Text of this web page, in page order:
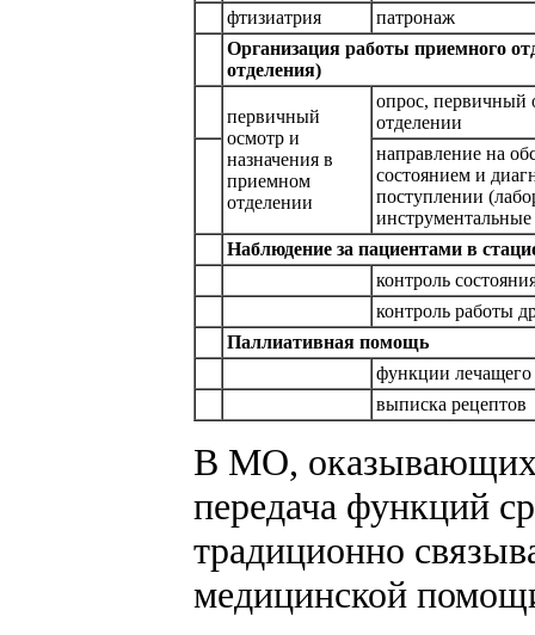
фтизиатрия
патронаж
Организация работы приемного
отделения)
первичный
осмотр и
назначения в
приемном
отделении
опрос, первичный
отделении
направление на
состоянием и
поступлении
Наблюдение за пациентами в
контроль
контроль работы
Паллиативная помощь
функции лечащего
выписка рецептов
В МО,
передача функций
традиционно
медицинской